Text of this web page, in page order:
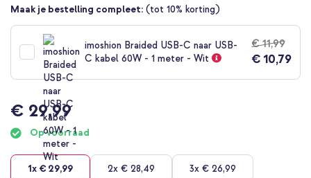
Ga
begin
van
de
afbeeldingen-
Maak je bestelling compleet: (tot 10% korting)
imoshion Braided USB-C naar USB-
C kabel 60W - 1 meter - Wit
€ 11,99
€ 10,79
€ 29,99
Op voorraad
1x € 29,99 2x € 28,49 3x € 26,99